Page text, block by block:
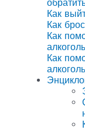
Как
Как
Как
Как